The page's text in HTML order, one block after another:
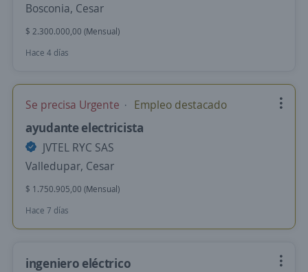
Bosconia, Cesar
$ 2.300.000,00 (Mensual)
Hace 4 días
Se precisa Urgente Empleo destacado
ayudante electricista
JVTEL RYC SAS
Valledupar, Cesar
$ 1.750.905,00 (Mensual)
Hace 7 días
ingeniero eléctrico